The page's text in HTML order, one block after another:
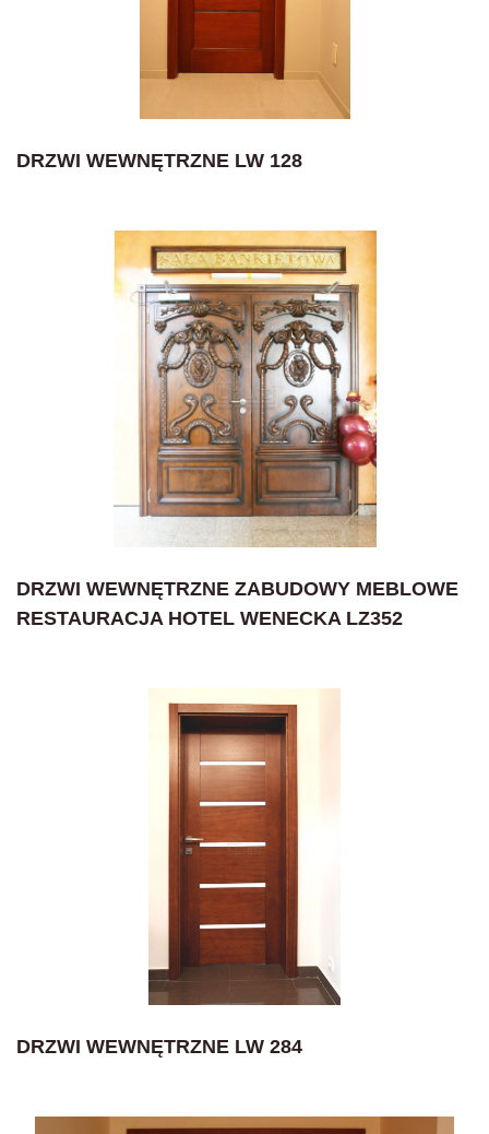
DRZWI WEWNĘTRZNE LW 128
DRZWI WEWNĘTRZNE ZABUDOWY MEBLOWE
RESTAURACJA HOTEL WENECKA LZ352
DRZWI WEWNĘTRZNE LW 284